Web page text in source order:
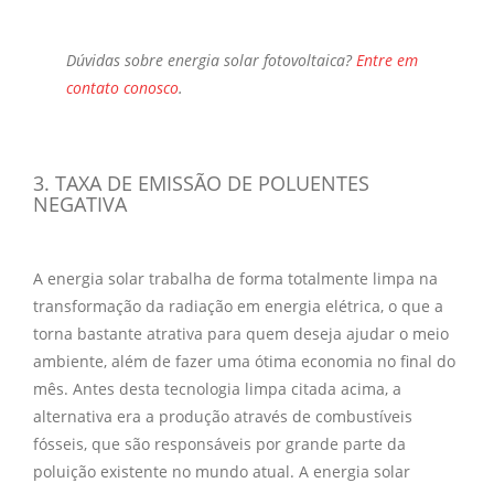
Dúvidas sobre energia solar fotovoltaica? Entre em
contato conosco.
3. TAXA DE EMISSÃO DE POLUENTES
NEGATIVA
A energia solar trabalha de forma totalmente limpa na
transformação da radiação em energia elétrica, o que a
torna bastante atrativa para quem deseja ajudar o meio
ambiente, além de fazer uma ótima economia no final do
mês. Antes desta tecnologia limpa citada acima, a
alternativa era a produção através de combustíveis
fósseis, que são responsáveis por grande parte da
poluição existente no mundo atual. A energia solar